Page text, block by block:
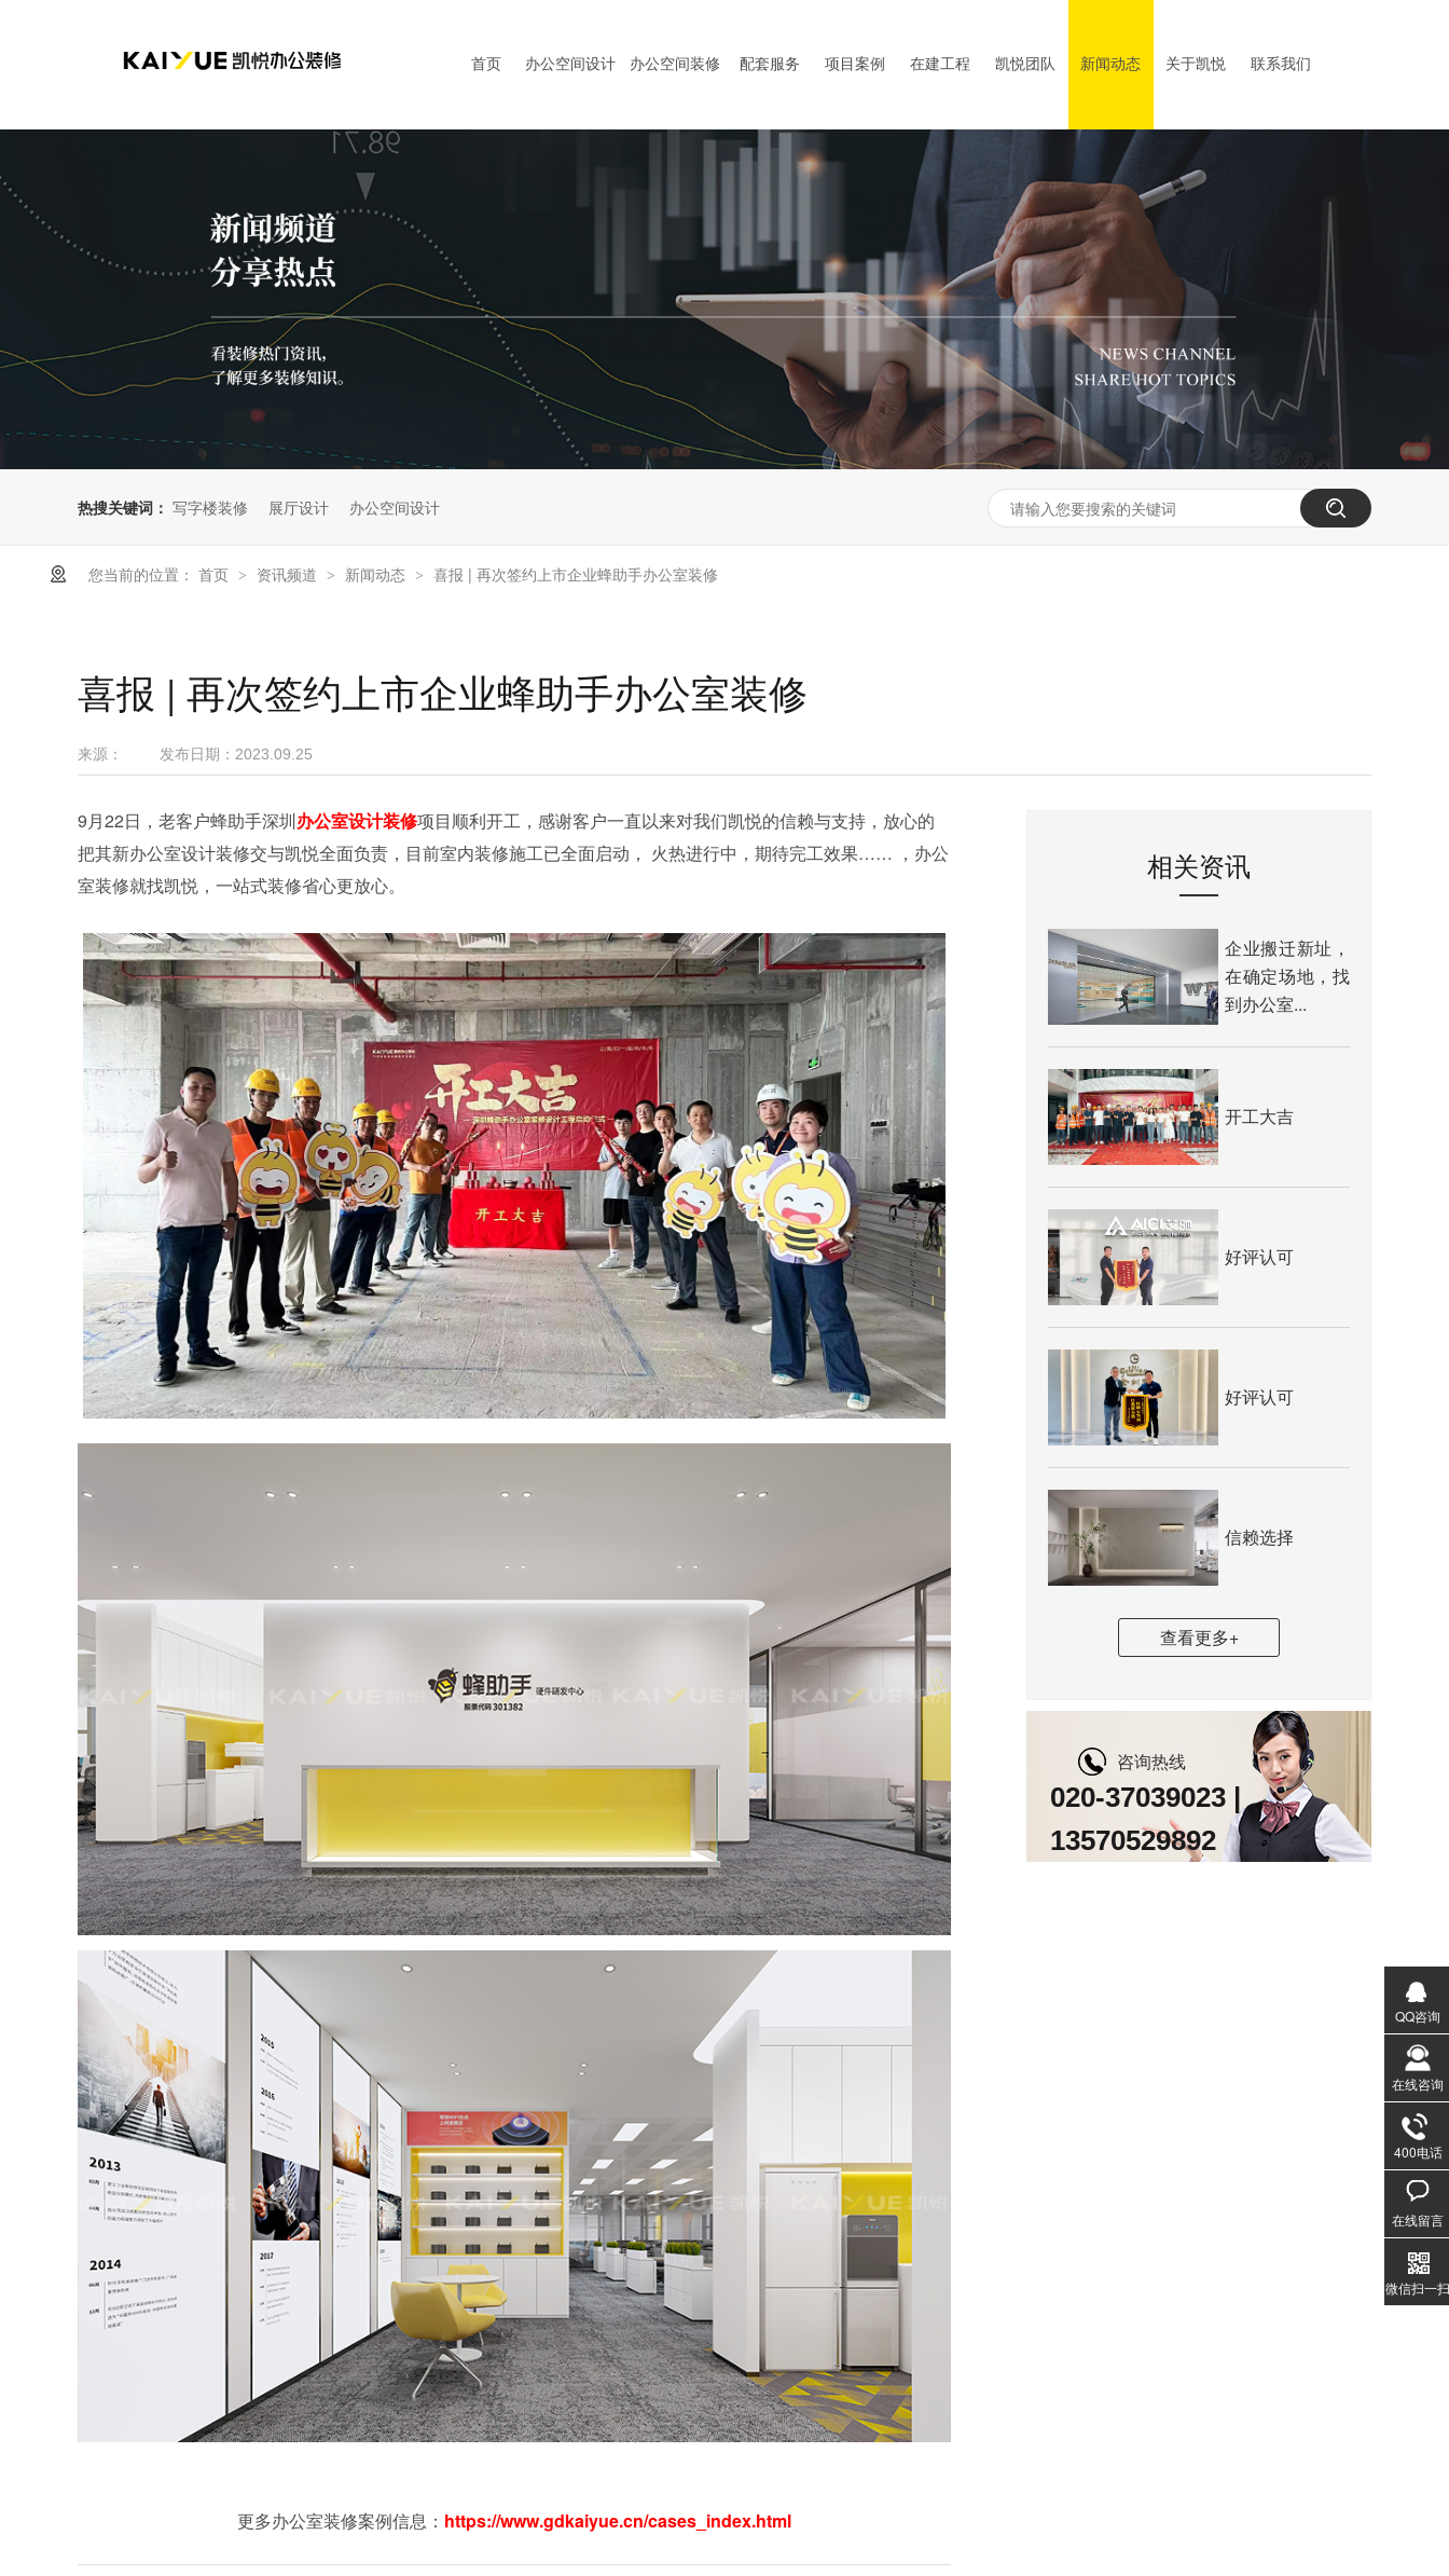
首页 办公空间设计 办公空间装修 配套服务 项目案例 在建工程 凯悦团队 新闻动态 关于凯悦 联系我们
热搜关键词： 写字楼装修 展厅设计 办公空间设计
您当前的位置： 首页 > 资讯频道 > 新闻动态 > 喜报 | 再次签约上市企业蜂助手办公室装修
喜报 | 再次签约上市企业蜂助手办公室装修
来源： 发布日期： 2023.09.25
9月22日，老客户蜂助手深圳办公室设计装修项目顺利开工，感谢客户一直以来对我们凯悦的信赖与支持，放心的
把其新办公室设计装修交与凯悦全面负责， 目前室内装修施工已全面启动， 火热进行中，期待完工效果…… ， 办公
室装修就找凯悦，一站式装修省心更放心。
更多办公室装修案例信息： https://www.gdkaiyue.cn/cases_index.html
相关资讯
企业搬迁新址，
在确定场地，找
到办公室...
开工大吉
好评认可
好评认可
信赖选择
查看更多+
咨询热线
020-37039023 |
13570529892
QQ咨询
在线咨询
400电话
020-
在线留言
微信扫一扫